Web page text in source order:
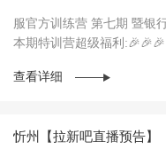
服官方训练营 第七期 暨银
本期特训营超级福利
查看详细
忻州【拉新吧直播预告】